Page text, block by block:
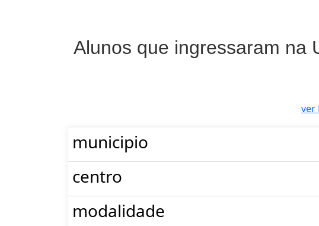
Alunos que ingressaram na
ver
municipio
centro
modalidade